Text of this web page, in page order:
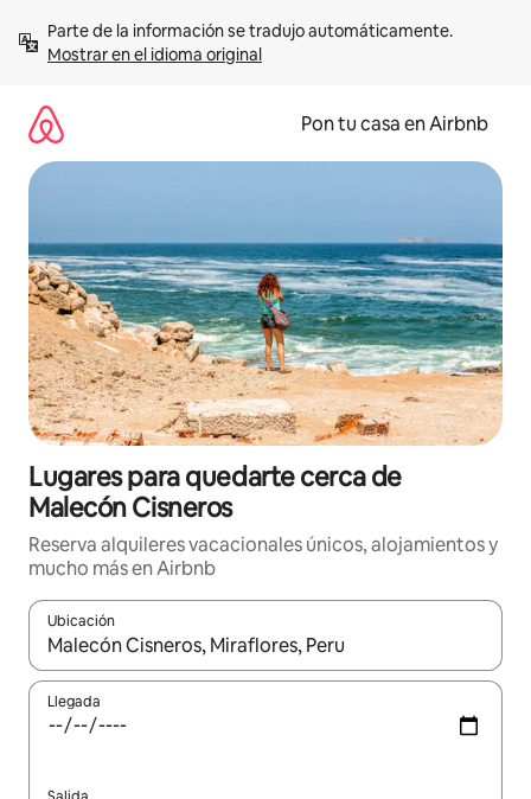
contenidoMostrar en el idioma original
Pon tu casa en Airbnb
Lugares para quedarte cerca de
Malecón Cisneros
Reserva alquileres vacacionales únicos, alojamientos y
mucho más en Airbnb
Ubicación
Cuando los resultados estén disponibles, navega con las
Llegada